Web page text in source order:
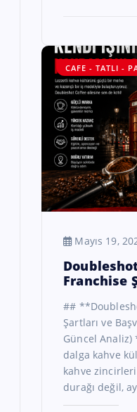
CAFE - TATLI -
Mayıs 19,
Franchise
##
Şartları ve
Güncel Analiz)
dalga kahve
kahve
durağı değil,